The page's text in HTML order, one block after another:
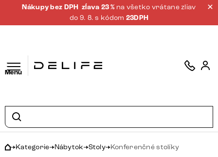
Nákupy bez DPH zĺava 23 % na všetko vrátane zliav
do 9. 8. s kódom 23DPH
Menu
Kategorie Nábytok Stoly Konferenčné stolíky